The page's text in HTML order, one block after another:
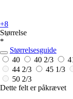
+8
Størrelse
*
Størrelsesguide
40
40 2/3
44 2/3
45 1/3
50 2/3
Dette felt er påkrævet